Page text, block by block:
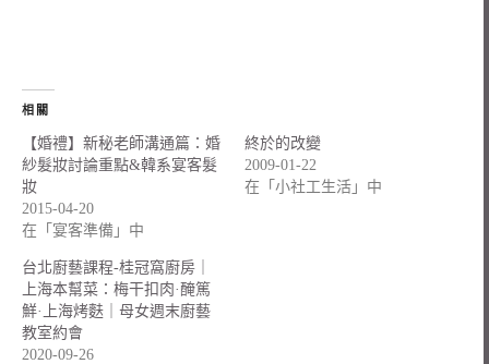
相關
【婚禮】新秘老師溝通篇：婚
紗髮妝討論重點&韓系宴客髮
妝
2015-04-20
在「宴客準備」中
終於的改變
2009-01-22
在「小社工生活」中
台北廚藝課程-桂冠窩廚房｜
上海本幫菜：梅干扣肉·醃篤
鮮·上海烤麩｜母女週末廚藝
教室約會
2020-09-26